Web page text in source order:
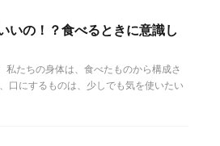
いの！？食べるときに意識し
たちの身体は、食べたものから構成さ
口にするものは、少しでも気を使いたい